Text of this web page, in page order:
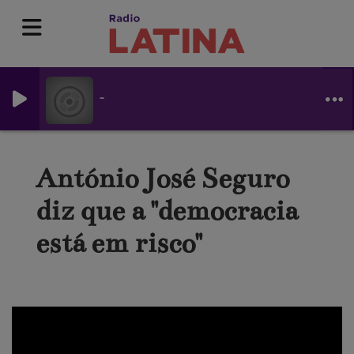
-
António José Seguro
diz que a "democracia
está em risco"